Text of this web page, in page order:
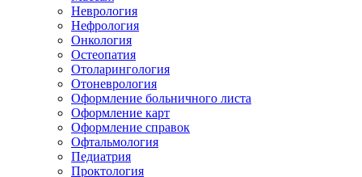
Неврология
Нефрология
Онкология
Остеопатия
Отоларингология
Отоневрология
Оформление больничного листа
Оформление карт
Оформление справок
Офтальмология
Педиатрия
Проктология